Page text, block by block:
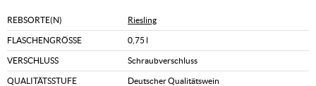
REBSORTE(N) Riesling
FLASCHENGRÖSSE 0,75 l
VERSCHLUSS Schraubverschluss
QUALITÄTSSTUFE Deutscher Qualitätswein